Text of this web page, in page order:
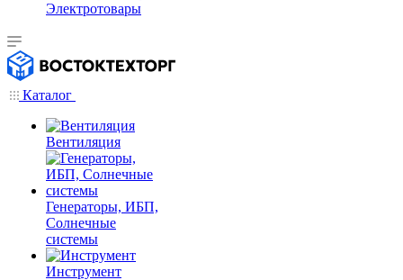
Электротовары
Каталог
Вентиляция
Генераторы, ИБП,
Солнечные
системы
Инструмент